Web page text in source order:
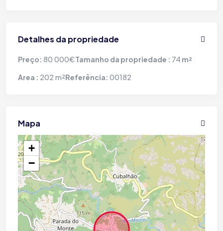
Detalhes da propriedade
Preço: 80 000€Tamanho da propriedade : 74 m²
Area : 202 m²Referência: 00182
Mapa
+
−